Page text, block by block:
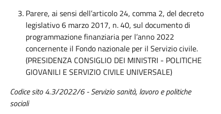
Parere, ai sensi dell’articolo 24, comma 2, del decreto
legislativo 6 marzo 2017, n. 40, sul documento di
programmazione finanziaria per l’anno 2022
concernente il Fondo nazionale per il Servizio civile.
(PRESIDENZA CONSIGLIO DEI MINISTRI - POLITICHE
GIOVANILI E SERVIZIO CIVILE UNIVERSALE)
Codice sito 4.3/2022/6- Servizio sanità, lavoro e politiche
sociali